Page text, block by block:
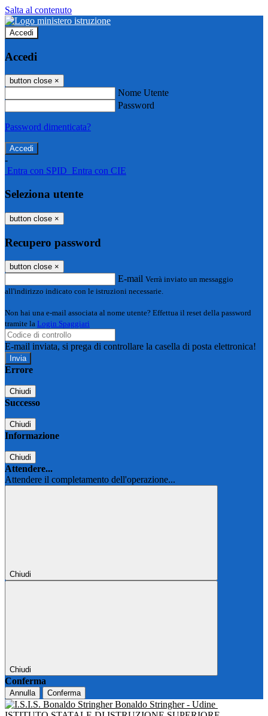
Salta al contenuto
Accedi
Accedi
button close ×
Nome Utente
Password
Password dimenticata?
-
Entra con SPID Entra con CIE
Seleziona utente
button close ×
Recupero password
button close ×
E-mail Verrà inviato un messaggio
all'indirizzo indicato con le istruzioni necessarie.
Non hai una e-mail associata al nome utente? Effettua il reset della password
tramite la Login Spaggiari
E-mail inviata, si prega di controllare la casella di posta elettronica!
Errore
Chiudi
Successo
Chiudi
Informazione
Chiudi
Attendere...
Attendere il completamento dell'operazione...
Chiudi
Chiudi
Conferma
Annulla Conferma
Bonaldo Stringher - Udine